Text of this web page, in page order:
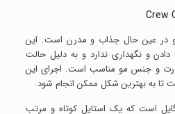
در عین حال جذاب و مدرن است. این
و نگهداری ندارد و به دلیل حالت
و جنس مو مناسب است. اجرای این
تا به بهترین شکل ممکن انجام شود.
است که یک استایل کوتاه و مرتب